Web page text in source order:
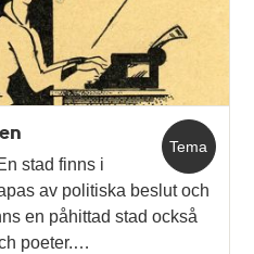
Tema
stad finns i
av politiska beslut och
en påhittad stad också
poeter.…